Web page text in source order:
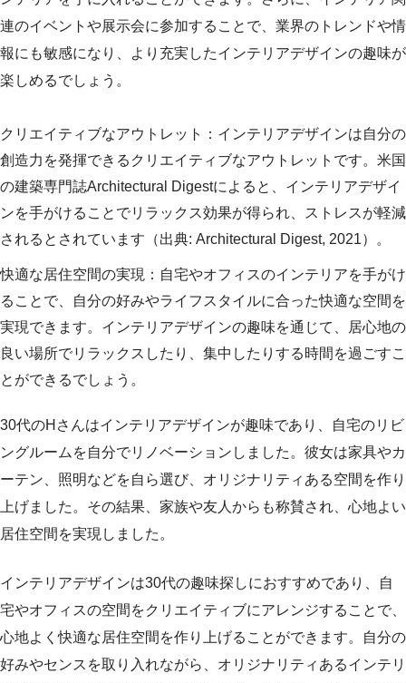
連のイベントや展示会に参加することで、業界のトレンドや情
報にも敏感になり、より充実したインテリアデザインの趣味が
楽しめるでしょう。
クリエイティブなアウトレット：インテリアデザインは自分の
創造力を発揮できるクリエイティブなアウトレットです。米国
の建築専門誌Architectural Digestによると、インテリアデザイ
ンを手がけることでリラックス効果が得られ、ストレスが軽減
されるとされています（出典: Architectural Digest, 2021）。
快適な居住空間の実現：自宅やオフィスのインテリアを手がけ
ることで、自分の好みやライフスタイルに合った快適な空間を
実現できます。インテリアデザインの趣味を通じて、居心地の
良い場所でリラックスしたり、集中したりする時間を過ごすこ
とができるでしょう。
30代のHさんはインテリアデザインが趣味であり、自宅のリビ
ングルームを自分でリノベーションしました。彼女は家具やカ
ーテン、照明などを自ら選び、オリジナリティある空間を作り
上げました。その結果、家族や友人からも称賛され、心地よい
居住空間を実現しました。
インテリアデザインは30代の趣味探しにおすすめであり、自
宅やオフィスの空間をクリエイティブにアレンジすることで、
心地よく快適な居住空間を作り上げることができます。自分の
好みやセンスを取り入れながら、オリジナリティあるインテリ